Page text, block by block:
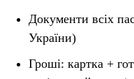
Документи всіх
України)
Гроші: картка +